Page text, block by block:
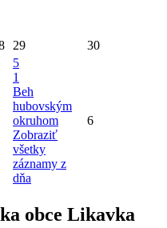
29 30
5
1
Beh
hubovským
okruhom
Zobraziť
všetky
záznamy z
dňa
6
obce Likavka